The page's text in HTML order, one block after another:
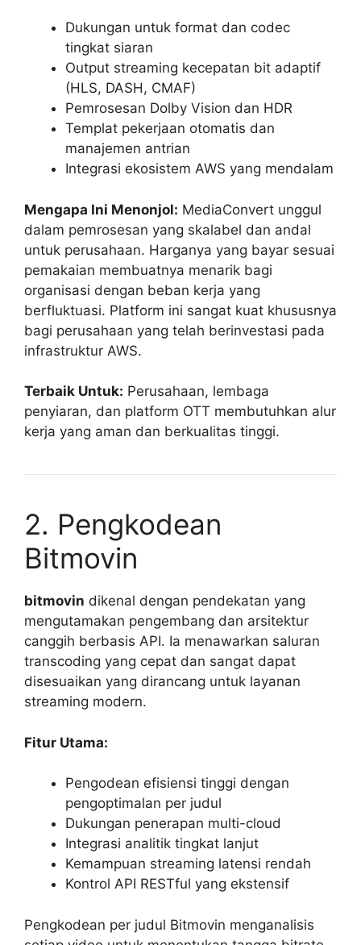
Dukungan untuk format dan codec
tingkat siaran
Output streaming kecepatan bit adaptif
(HLS, DASH, CMAF)
Pemrosesan Dolby Vision dan HDR
Templat pekerjaan otomatis dan
manajemen antrian
Integrasi ekosistem AWS yang mendalam
Mengapa Ini Menonjol: MediaConvert unggul
dalam pemrosesan yang skalabel dan andal
untuk perusahaan. Harganya yang bayar sesuai
pemakaian membuatnya menarik bagi
organisasi dengan beban kerja yang
berfluktuasi. Platform ini sangat kuat khususnya
bagi perusahaan yang telah berinvestasi pada
infrastruktur AWS.
Terbaik Untuk: Perusahaan, lembaga
penyiaran, dan platform OTT membutuhkan alur
kerja yang aman dan berkualitas tinggi.
2. Pengkodean
Bitmovin
bitmovin dikenal dengan pendekatan yang
mengutamakan pengembang dan arsitektur
canggih berbasis API. Ia menawarkan saluran
transcoding yang cepat dan sangat dapat
disesuaikan yang dirancang untuk layanan
streaming modern.
Fitur Utama:
Pengodean efisiensi tinggi dengan
pengoptimalan per judul
Dukungan penerapan multi-cloud
Integrasi analitik tingkat lanjut
Kemampuan streaming latensi rendah
Kontrol API RESTful yang ekstensif
Pengkodean per judul Bitmovin menganalisis